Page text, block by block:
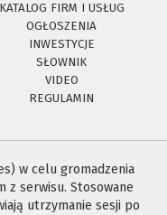
KATALOG FIRM I USŁUG
OGŁOSZENIA
INWESTYCJE
SŁOWNIK
VIDEO
REGULAMIN
w celu gromadzenia
z serwisu. Stosowane
utrzymanie sesji po